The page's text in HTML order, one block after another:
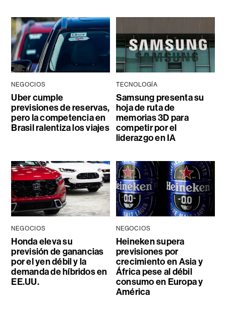
NEGOCIOS
Uber cumple
previsiones de reservas,
pero la competencia en
Brasil ralentiza los viajes
TECNOLOGÍA
Samsung presenta su
hoja de ruta de
memorias 3D para
competir por el
liderazgo en IA
NEGOCIOS
Honda eleva su
previsión de ganancias
por el yen débil y la
demanda de híbridos en
EE.UU.
NEGOCIOS
Heineken supera
previsiones por
crecimiento en Asia y
África pese al débil
consumo en Europa y
América